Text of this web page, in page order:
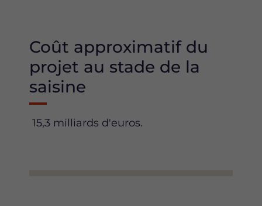
Coût approximatif du
projet au stade de la
saisine
15,3 milliards d'euros.